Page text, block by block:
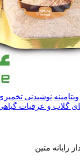
دمنوش و بخورهای
نوشیدنی تخمیری
گلاب و عرقیات